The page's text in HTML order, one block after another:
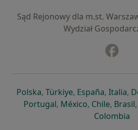
Sąd Rejonowy dla m.st.
Wydział
Polskaotwiera się w nowej
, Türkiyeotwiera się w
, Españaotwiera
, Italia,
Portugalotwiera się w nowej
, Méxicootwiera się
, Chile, Brasil,
Colombia